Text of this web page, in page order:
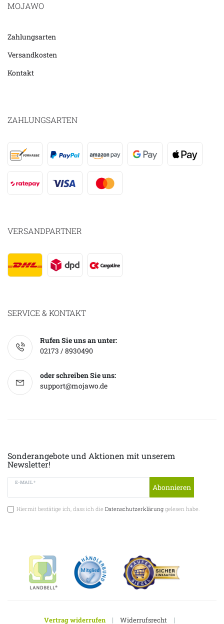
MOJAWO
Zahlungsarten
Versandkosten
Kontakt
ZAHLUNGSARTEN
VERSANDPARTNER
SERVICE & KONTAKT
Rufen Sie uns an unter:
02173 / 8930490
oder schreiben Sie uns:
support@mojawo.de
Sonderangebote und Aktionen mit unserem
Newsletter!
E-MAIL *
Abonnieren
Hiermit bestätige ich, dass ich die Datenschutzerklärunggelesen habe.
Vertrag widerrufen | Widerrufsrecht |